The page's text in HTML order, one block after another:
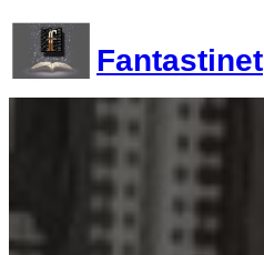
contenu
Fantastinet